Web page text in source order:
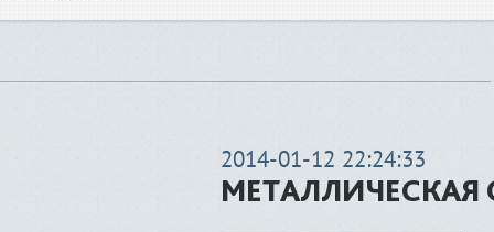
2014-01-12 22:24:33
МЕТАЛЛИЧЕСКАЯ